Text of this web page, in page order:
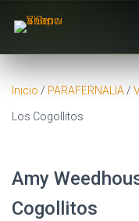
Nosotros
Buscar productos
Inicio / PARAFERNALIA /
Los Cogollitos
Amy
Cogollitos